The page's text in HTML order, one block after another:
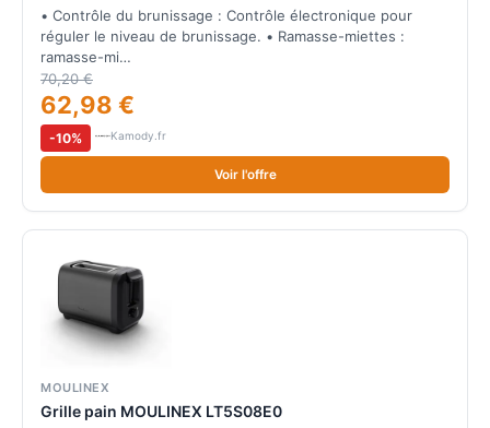
• Contrôle du brunissage : Contrôle électronique pour
réguler le niveau de brunissage. • Ramasse-miettes :
ramasse-mi…
70,20 €
62,98 €
-10% Kamody.fr
Voir l'offre
MOULINEX
Grille pain MOULINEX LT5S08E0